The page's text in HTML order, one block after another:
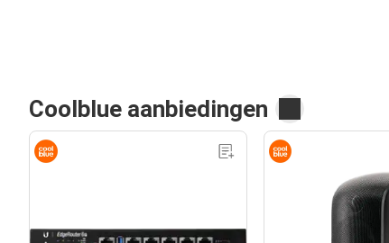
Coolblue aanbiedingen